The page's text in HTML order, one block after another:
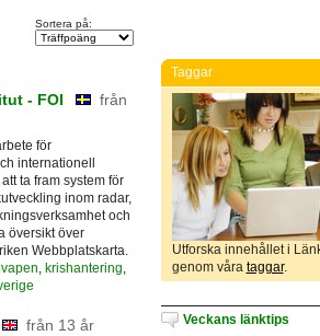
Sortera på:
- FOI
från
för
internationell
ta fram system för
inom radar,
och
översikt över
Webbplatskarta.
krishantering
från 13 år
Taggar
Utforska innehållet i
genom våra taggar.
Veckans länktips